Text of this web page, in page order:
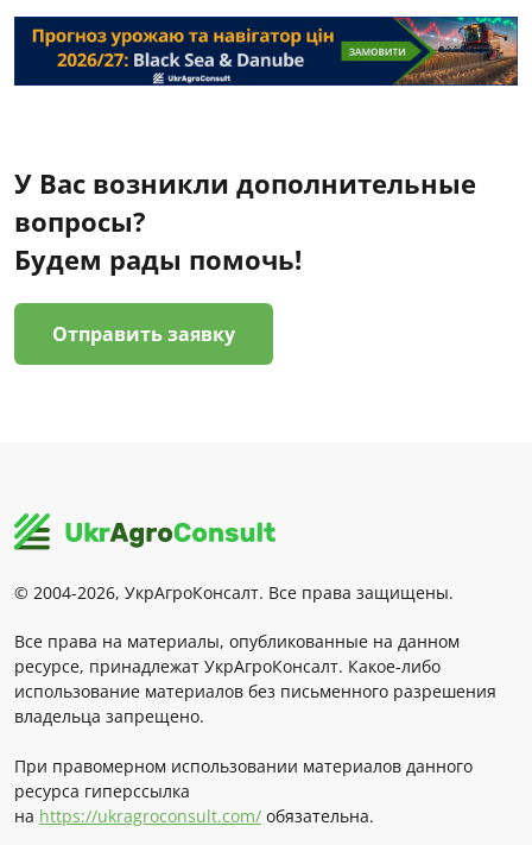
У Вас возникли дополнительные
вопросы?
Будем рады помочь!
Отправить заявку
© 2004-2026, УкрАгроКонсалт. Все права защищены.
Все права на материалы, опубликованные на данном
ресурсе, принадлежат УкрАгроКонсалт. Какое-либо
использование материалов без письменного разрешения
владельца запрещено.
При правомерном использовании материалов данного
ресурса гиперссылка
на https://ukragroconsult.com/ обязательна.